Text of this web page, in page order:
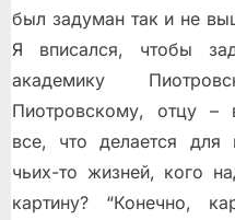
был задуман так и не
Я вписался, чтобы
академику
Пиотровскому, отцу –
все, что делается для
чьих-то жизней, кого
картину? “Конечно,